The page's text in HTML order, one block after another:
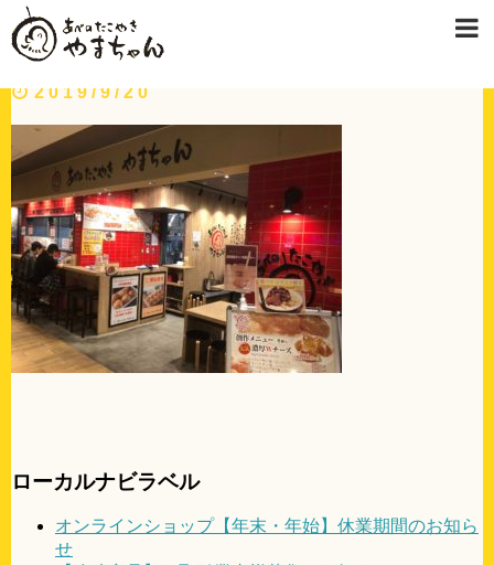
２ルクア
2019/9/20
ローカルナビラベル
オンラインショップ【年末・年始】休業期間のお知ら
せ